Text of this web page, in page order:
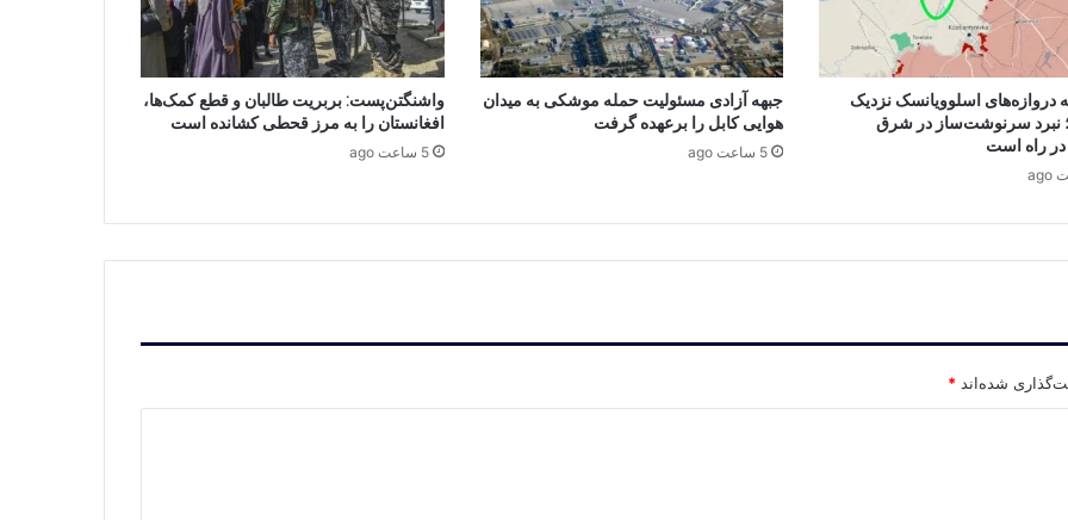
دروازه‌های اسلوویانسک نزدیک
نبرد سرنوشت‌ساز در شرق
در راه است
جبهه آزادی مسئولیت حمله موشکی به میدان
هوایی کابل را برعهده گرفت
5 ساعت ago
واشنگتن‌پست: بربریت طالبان و قطع کمک‌ها،
افغانستان را به مرز قحطی کشانده است
5 ساعت ago
شده‌اند *